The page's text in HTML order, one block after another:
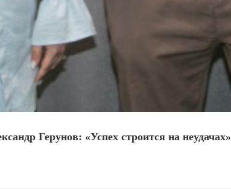
Герунов: «Успех строится на неудачах»